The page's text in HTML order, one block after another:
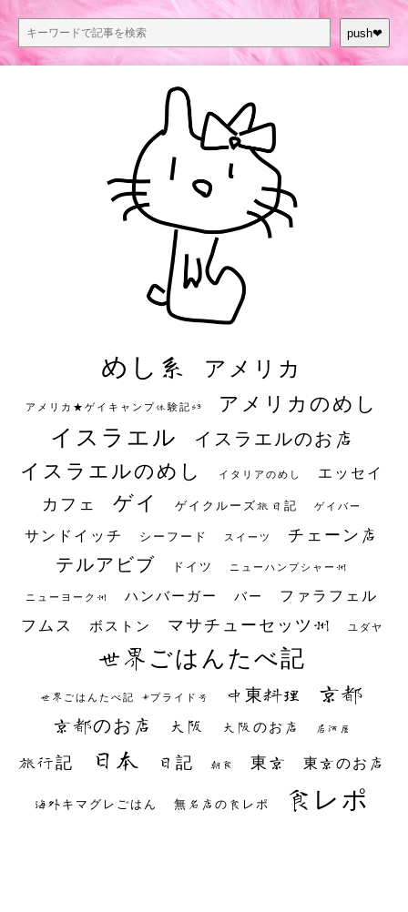
push❤︎
めし系 アメリカ
アメリカ★ゲイキャンプ体験記S3 アメリカのめし
イスラエル イスラエルのお店
イスラエルのめし イタリアのめし エッセイ
カフェ ゲイ ゲイクルーズ旅日記 ゲイバー
サンドイッチ シーフード スイーツ チェーン店
テルアビブ ドイツ ニューハンプシャー州
ニューヨーク州 ハンバーガー バー ファラフェル
フムス ボストン マサチューセッツ州 ユダヤ
世界ごはんたべ記
世界ごはんたべ記 #プライド号 中東料理 京都
京都のお店 大阪 大阪のお店 居酒屋
旅行記 日本 日記 朝食 東京 東京のお店
海外キマグレごはん 無名店の食レポ 食レポ